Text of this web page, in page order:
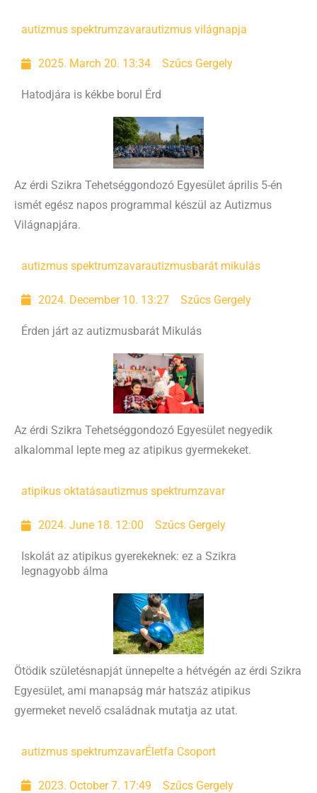
autizmus spektrumzavarautizmus világnapja
2025. March 20. 13:34 Szűcs Gergely
Hatodjára is kékbe borul Érd
Az érdi Szikra Tehetséggondozó Egyesület április 5-én
ismét egész napos programmal készül az Autizmus
Világnapjára.
autizmus spektrumzavarautizmusbarát mikulás
2024. December 10. 13:27 Szűcs Gergely
Érden járt az autizmusbarát Mikulás
Az érdi Szikra Tehetséggondozó Egyesület negyedik
alkalommal lepte meg az atipikus gyermekeket.
atipikus oktatásautizmus spektrumzavar
2024. June 18. 12:00 Szűcs Gergely
Iskolát az atipikus gyerekeknek: ez a Szikra
legnagyobb álma
Ötödik születésnapját ünnepelte a hétvégén az érdi Szikra
Egyesület, ami manapság már hatszáz atipikus
gyermeket nevelő családnak mutatja az utat.
autizmus spektrumzavarÉletfa Csoport
2023. October 7. 17:49 Szűcs Gergely